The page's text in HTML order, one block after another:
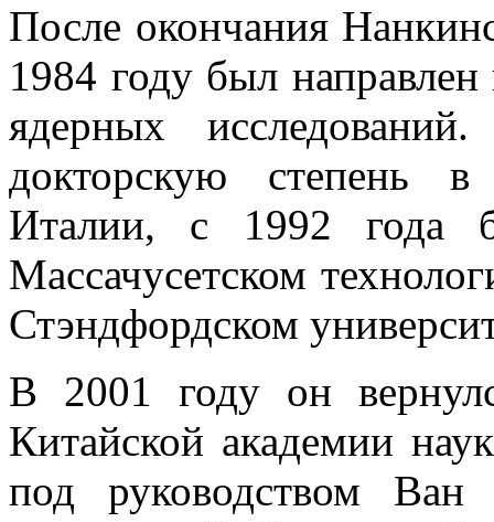
После окончания
1984 году был
ядерных
докторскую степень
Италии, с 1992 года
Массачусетском
Стэндфордском
В 2001 году он
Китайской академии
под руководством